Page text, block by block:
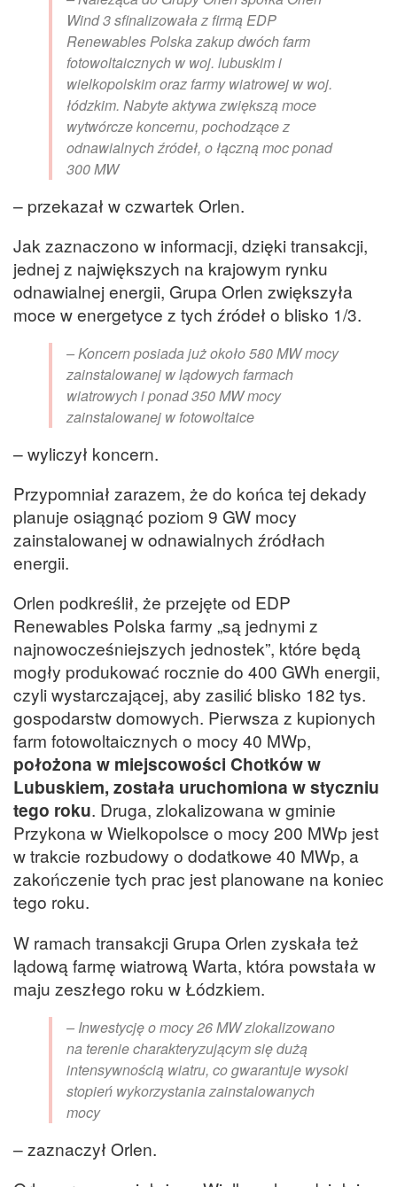
Wind 3 sfinalizowała z firmą EDP
Renewables Polska zakup dwóch farm
fotowoltaicznych w woj. lubuskim i
wielkopolskim oraz farmy wiatrowej w woj.
łódzkim. Nabyte aktywa zwiększą moce
wytwórcze koncernu, pochodzące z
odnawialnych źródeł, o łączną moc ponad
300 MW
– przekazał w czwartek Orlen.
Jak zaznaczono w informacji, dzięki transakcji,
jednej z największych na krajowym rynku
odnawialnej energii, Grupa Orlen zwiększyła
moce w energetyce z tych źródeł o blisko 1/3.
– Koncern posiada już około 580 MW mocy
zainstalowanej w lądowych farmach
wiatrowych i ponad 350 MW mocy
zainstalowanej w fotowoltaice
– wyliczył koncern.
Przypomniał zarazem, że do końca tej dekady
planuje osiągnąć poziom 9 GW mocy
zainstalowanej w odnawialnych źródłach
energii.
Orlen podkreślił, że przejęte od EDP
Renewables Polska farmy „są jednymi z
najnowocześniejszych jednostek”, które będą
mogły produkować rocznie do 400 GWh energii,
czyli wystarczającej, aby zasilić blisko 182 tys.
gospodarstw domowych. Pierwsza z kupionych
farm fotowoltaicznych o mocy 40 MWp,
położona w miejscowości Chotków w
Lubuskiem, została uruchomiona w styczniu
tego roku. Druga, zlokalizowana w gminie
Przykona w Wielkopolsce o mocy 200 MWp jest
w trakcie rozbudowy o dodatkowe 40 MWp, a
zakończenie tych prac jest planowane na koniec
tego roku.
W ramach transakcji Grupa Orlen zyskała też
lądową farmę wiatrową Warta, która powstała w
maju zeszłego roku w Łódzkiem.
– Inwestycję o mocy 26 MW zlokalizowano
na terenie charakteryzującym się dużą
intensywnością wiatru, co gwarantuje wysoki
stopień wykorzystania zainstalowanych
mocy
– zaznaczył Orlen.